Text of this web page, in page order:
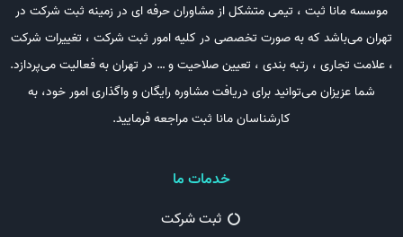
موسسه مانا ثبت ، تیمی متشکل از مشاوران حرفه ای در زمینه ثبت شرکت در
تهران می‌باشد که به صورت تخصصی در کلیه امور ثبت شرکت ، تغییرات شرکت
، علامت تجاری ، رتبه بندی ، تعیین صلاحیت و … در تهران به فعالیت می‌پردازد.
شما عزیزان می‌توانید برای دریافت مشاوره رایگان و واگذاری امور خود، به
کارشناسان مانا ثبت مراجعه فرمایید.
خدمات ما
ثبت شرکت